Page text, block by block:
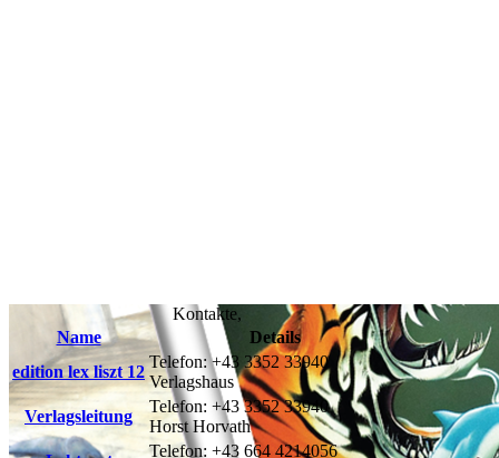
Kontakte,
Name
Details
edition lex liszt 12
Telefon: +43 3352 33940
Verlagshaus
Verlagsleitung
Telefon: +43 3352 33940
Horst Horvath
Telefon: +43 664 4214056